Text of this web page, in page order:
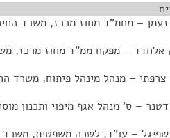
– מחמ"ד מחוז מרכז, משרד
אלחדד – מפקח ממ"ד מחוז מרכז,
צרפתי – מנהל מינהל פיתוח, משרד
– ס' מנהל אגף מיפוי ותכנון
שפיגל – עו"ד, לשכה משפטית, משרד